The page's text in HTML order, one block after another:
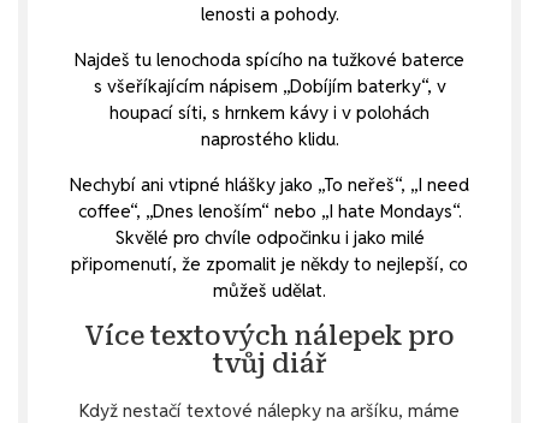
lenosti a pohody.
Najdeš tu lenochoda spícího na tužkové baterce
s všeříkajícím nápisem „Dobíjím baterky“, v
houpací síti, s hrnkem kávy i v polohách
naprostého klidu.
Nechybí ani vtipné hlášky jako „To neřeš“, „I need
coffee“, „Dnes lenoším“ nebo „I hate Mondays“.
Skvělé pro chvíle odpočinku i jako milé
připomenutí, že zpomalit je někdy to nejlepší, co
můžeš udělat.
Více textových nálepek pro
tvůj diář
Když nestačí textové nálepky na aršíku, máme